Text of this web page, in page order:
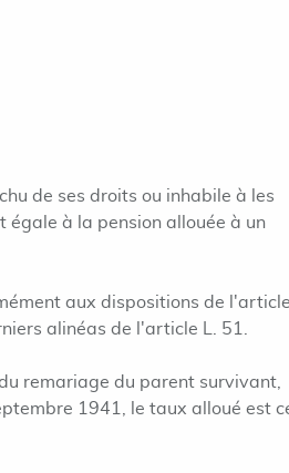
de ses droits ou inhabile à les
égale à la pension allouée à un
aux dispositions de l'article
alinéas de l'article L. 51.
remariage du parent survivant,
1941, le taux alloué est